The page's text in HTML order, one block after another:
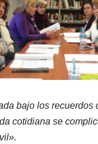
bajo los recuerdos
cotidiana se